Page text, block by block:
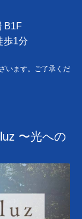
B1F
歩1分
います。ご了承くだ
〜光への